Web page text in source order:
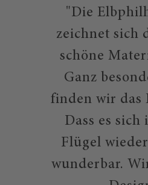
"Die
zeichnet sich
schöne
Ganz
finden wir das
Dass es sich
Flügel
wunderbar.